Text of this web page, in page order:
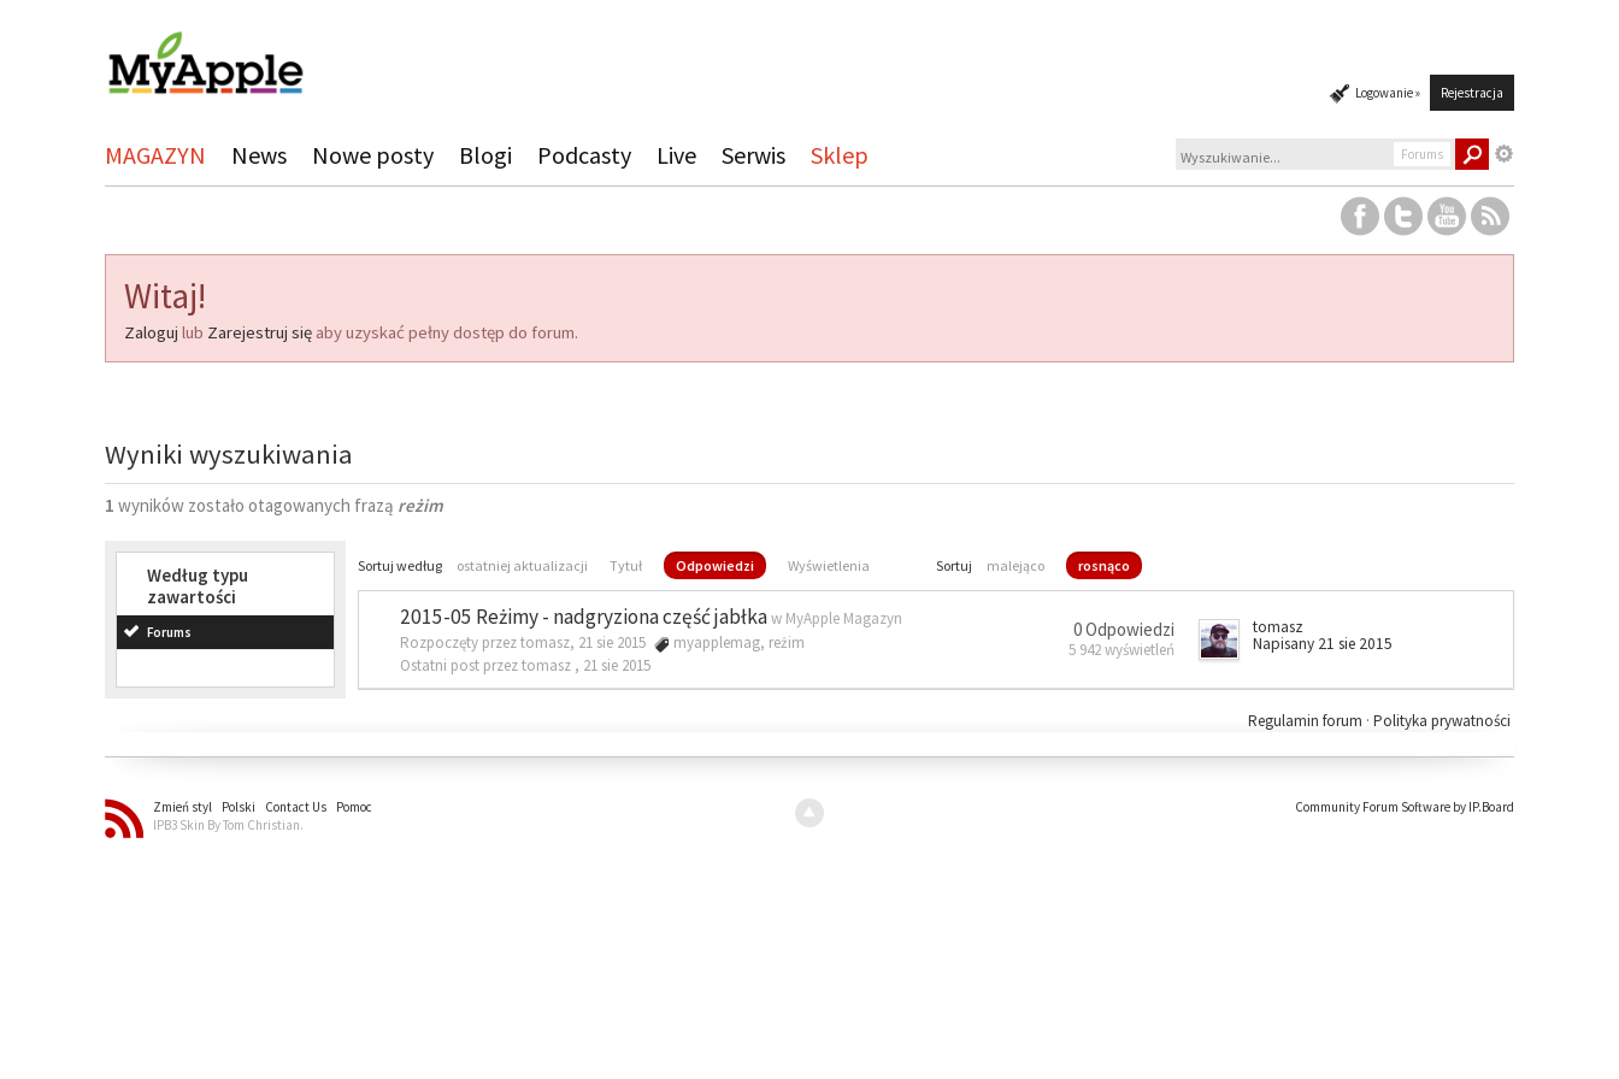
Logowanie » Rejestracja
MAGAZYN News Nowe posty Blogi Podcasty Live Serwis Sklep Forums
Witaj!
Zaloguj lub Zarejestruj się aby uzyskać pełny dostęp do forum.
Wyniki wyszukiwania
1 wyników zostało otagowanych frazą reżim
Według typu
zawartości
Forums
Sortuj według ostatniej aktualizacji Tytuł Odpowiedzi Wyświetlenia Sortuj malejąco rosnąco
2015-05 Reżimy - nadgryziona część jabłkaw MyApple Magazyn
Rozpoczęty przez tomasz, 21 sie 2015
myapplemag, reżim
Ostatni post przez tomasz , 21 sie 2015
0 Odpowiedzi
5 942 wyświetleń
tomasz
Napisany 21 sie 2015
Polityka prywatności
Regulamin forum ·
Zmień styl Polski Contact Us
Pomoc
IPB3 Skin By Tom Christian.
Community Forum Software by IP.Board